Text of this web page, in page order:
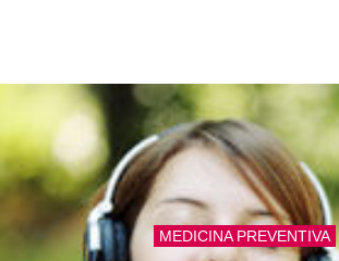
MEDICINA PREVENTIVA